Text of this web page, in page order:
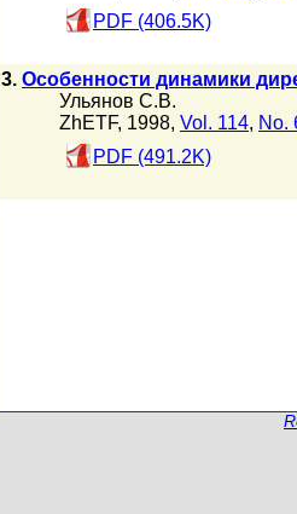
PDF (406.5K)
3. Особенности динамики
Ульянов С.В.
ZhETF, 1998, Vol. 114, No.
PDF (491.2K)